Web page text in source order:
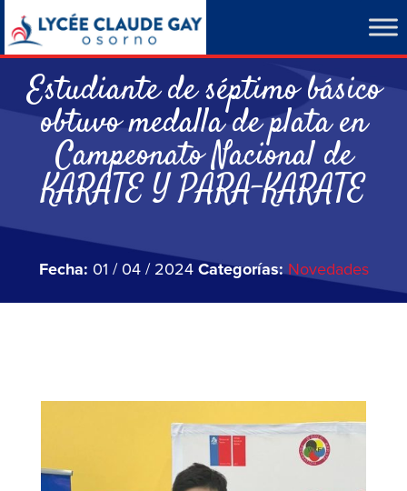
Estudiante de séptimo básico
obtuvo medalla de plata en
Campeonato Nacional de
KARATE Y PARA-KARATE
Fecha: 01 / 04 / 2024Categorías:Novedades